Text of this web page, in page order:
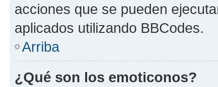
acciones que se pueden
aplicados utilizando BBCodes.
Arriba
¿Qué son los emoticonos?